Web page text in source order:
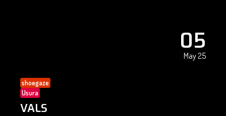
05
May 25
shoegaze
Usura
VALS